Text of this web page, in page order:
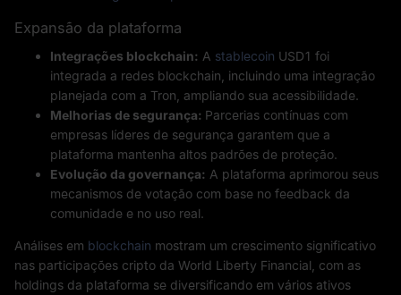
Expansão da plataforma
Integrações blockchain: A stablecoin USD1 foi
integrada a redes blockchain, incluindo uma integração
planejada com a Tron, ampliando sua acessibilidade.
Melhorias de segurança: Parcerias contínuas com
empresas líderes de segurança garantem que a
plataforma mantenha altos padrões de proteção.
Evolução da governança: A plataforma aprimorou seus
mecanismos de votação com base no feedback da
comunidade e no uso real.
Análises em blockchain mostram um crescimento significativo
nas participações cripto da World Liberty Financial, com as
holdings da plataforma se diversificando em vários ativos